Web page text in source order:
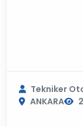
Tekniker
ANKARA